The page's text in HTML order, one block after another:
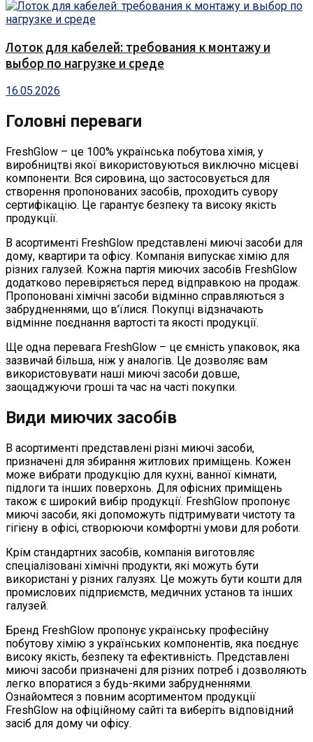
Лоток для кабелей: требования к монтажу и
выбор по нагрузке и среде
16.05.2026
Головні переваги
FreshGlow – це 100% українська побутова хімія, у
виробництві якої використовуються виключно місцеві
компоненти. Вся сировина, що застосовується для
створення пропонованих засобів, проходить сувору
сертифікацію. Це гарантує безпеку та високу якість
продукції.
В асортименті FreshGlow представлені миючі засоби для
дому, квартири та офісу. Компанія випускає хімію для
різних галузей. Кожна партія миючих засобів FreshGlow
додатково перевіряється перед відправкою на продаж.
Пропоновані хімічні засоби відмінно справляються з
забрудненнями, що в’їлися. Покупці відзначають
відмінне поєднання вартості та якості продукції.
Ще одна перевага FreshGlow – це ємність упаковок, яка
зазвичай більша, ніж у аналогів. Це дозволяє вам
використовувати наші миючі засоби довше,
заощаджуючи гроші та час на часті покупки.
Види миючих засобів
В асортименті представлені різні миючі засоби,
призначені для збирання житлових приміщень. Кожен
може вибрати продукцію для кухні, ванної кімнати,
підлоги та інших поверхонь. Для офісних приміщень
також є широкий вибір продукції. FreshGlow пропонує
миючі засоби, які допоможуть підтримувати чистоту та
гігієну в офісі, створюючи комфортні умови для роботи.
Крім стандартних засобів, компанія виготовляє
спеціалізовані хімічні продукти, які можуть бути
використані у різних галузях. Це можуть бути кошти для
промислових підприємств, медичних установ та інших
галузей.
Бренд FreshGlow пропонує українську професійну
побутову хімію з українських компонентів, яка поєднує
високу якість, безпеку та ефективність. Представлені
миючі засоби призначені для різних потреб і дозволяють
легко впоратися з будь-якими забрудненнями.
Ознайомтеся з повним асортиментом продукції
FreshGlow на офіційному сайті та виберіть відповідний
засіб для дому чи офісу.